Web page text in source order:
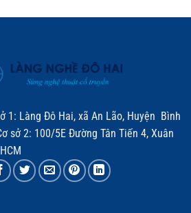
1: Làng Đô Hai, xã An Lão, Huyện Bình
sở 2: 100/5E Đường Tân Tiến 4, Xuân